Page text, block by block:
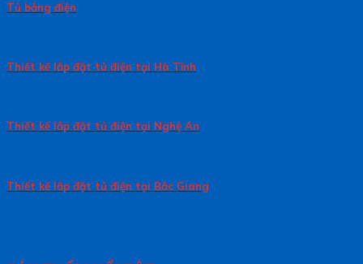
Tủ bảng điện
Thiết kế lắp đặt tủ điện tại Hà Tĩnh
Thiết kế lắp đặt tủ điện tại Nghệ An
Thiết kế lắp đặt tủ điện tại Bắc Giang